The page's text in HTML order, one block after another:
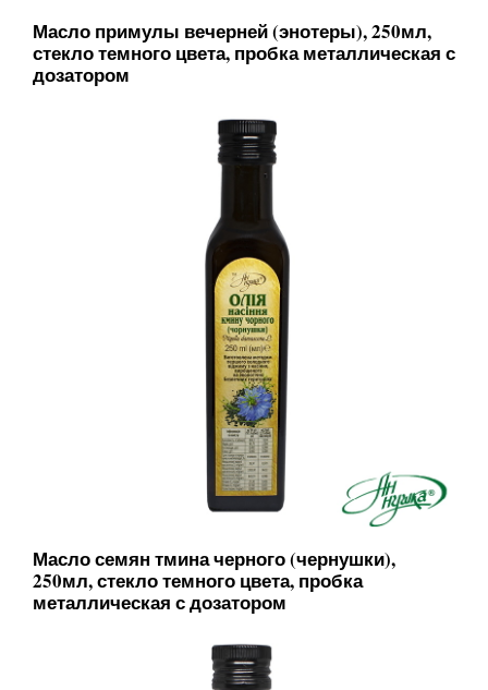
Масло примулы вечерней (энотеры), 250мл,
стекло темного цвета, пробка металлическая с
дозатором
Масло семян тмина черного (чернушки),
250мл, стекло темного цвета, пробка
металлическая с дозатором